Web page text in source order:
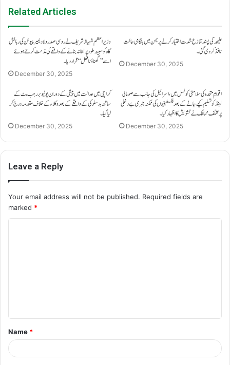
Related Articles
وزیراعظم شہباز شریف نے روسی صدر ولادیمیر پیوٹن کی رہائش
گاہ کو مبینہ طور پر نشانہ بنانے کے واقعے کی مذمت کرتے ہوئے
اسے ’’گھناؤنا فعل‘‘ قرار دیا۔
December 30, 2025
علیحدگی پسند تنازع شدت اختیار کرنے پر یمن میں ہنگامی حالت
نافذ کر دی گئی۔
December 30, 2025
کراچی میں عدالت میں پیشی کے دوران یوٹیوبر رجب بٹ کے
ساتھ بدسلوکی کے واقعے کے بعد وکلاء کے خلاف مقدمہ درج کر
لیا گیا۔
December 30, 2025
اقوامِ متحدہ کی سلامتی کونسل میں، اسرائیل کی جانب سے صومالی
لینڈ کو تسلیم کیے جانے کے بعد فلسطینیوں کی ممکنہ جبری بے دخلی
پر مختلف ممالک نے تشویش کا اظہار کیا۔
December 30, 2025
Leave a Reply
Your email address will not be published. Required fields are
marked *
t
*
Name *